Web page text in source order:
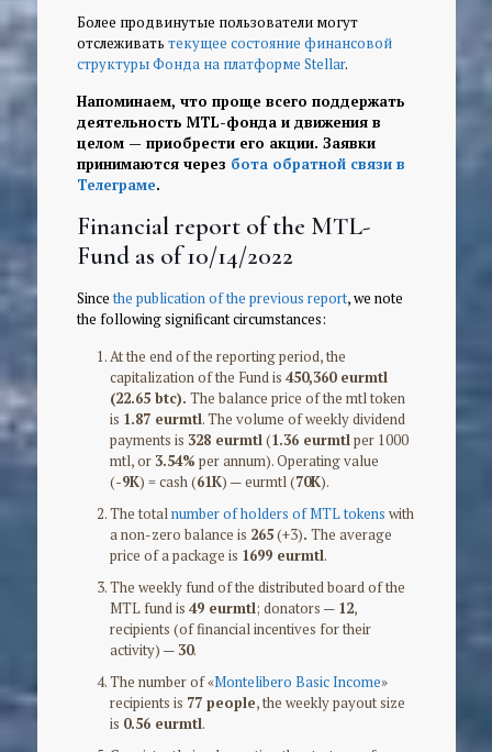
Более продвинутые пользователи могут
отслеживать текущее состояние финансовой
структуры Фонда на платформе Stellar.
Напоминаем, что проще всего поддержать
деятельность MTL-фонда и движения в
целом — приобрести его акции. Заявки
принимаются через бота обратной связи в
Телеграме.
Financial report of the MTL-
Fund as of 10/14/2022
Sincethe publication of the previous report, we note
the following significant circumstances:
At the end of the reporting period, the
capitalization of the Fund is 450,360 eurmtl
(22.65 btc). The balance price of the mtl token
is 1.87 eurmtl. The volume of weekly dividend
payments is 328 eurmtl(1.36 eurmtlper 1000
mtl, or 3.54% per annum). Operating value
(-9K) = cash (61K) — eurmtl (70K).
The totalnumber of holders of MTL tokens with
a non-zero balance is 265(+3). The average
price of a package is 1699 eurmtl.
The weekly fund of the distributed board of the
MTL fund is 49 eurmtl; donators — 12,
recipients (of financial incentives for their
activity) — 30.
The number of «Montelibero Basic Income»
recipients is 77 people, the weekly payout size
is 0.56 eurmtl.